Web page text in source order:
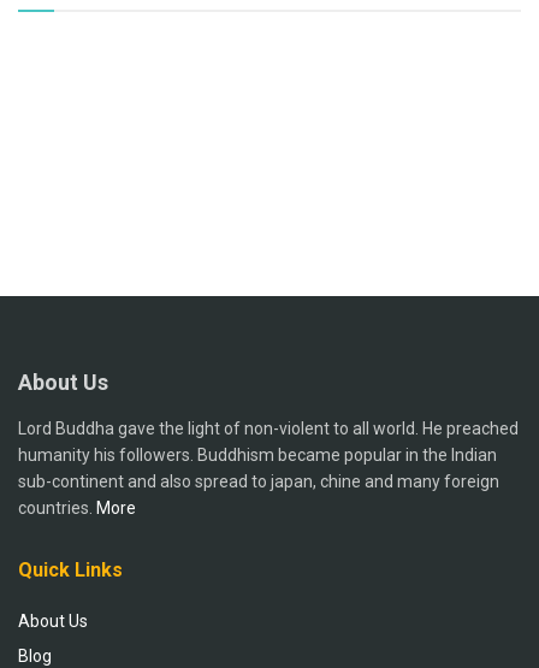
About Us
Lord Buddha gave the light of non-violent to all world. He preached
humanity his followers. Buddhism became popular in the Indian
sub-continent and also spread to japan, chine and many foreign
countries. More
Quick Links
About Us
Blog